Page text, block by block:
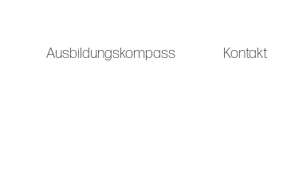
Ausbildungskompass Kontakt